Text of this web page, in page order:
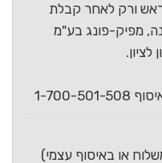
ורק לאחר קבלת
מפיק-פונג בע"מ
508